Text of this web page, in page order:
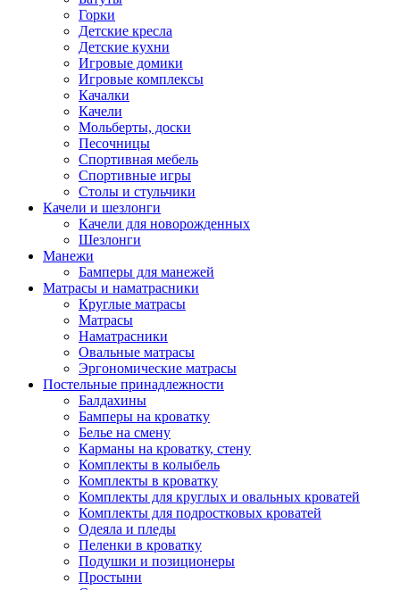
Горки
Детские кресла
Детские кухни
Игровые домики
Игровые комплексы
Качалки
Качели
Мольберты, доски
Песочницы
Спортивная мебель
Спортивные игры
Столы и стульчики
Качели и шезлонги
Качели для новорожденных
Шезлонги
Манежи
Бамперы для манежей
Матрасы и наматрасники
Круглые матрасы
Матрасы
Наматрасники
Овальные матрасы
Эргономические матрасы
Постельные принадлежности
Балдахины
Бамперы на кроватку
Белье на смену
Карманы на кроватку, стену
Комплекты в колыбель
Комплекты в кроватку
Комплекты для круглых и овальных кроватей
Комплекты для подростковых кроватей
Одеяла и пледы
Пеленки в кроватку
Подушки и позиционеры
Простыни